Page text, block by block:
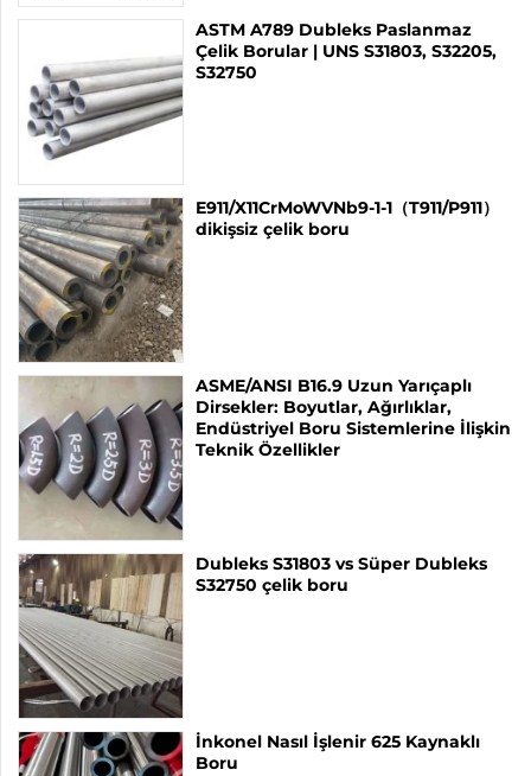
ASTM A789 Dubleks Paslanmaz
Çelik Borular | UNS S31803, S32205,
S32750
E911/X11CrMoWVNb9-1-1（T911/P911）
dikişsiz çelik boru
ASME/ANSI B16.9 Uzun Yarıçaplı
Dirsekler: Boyutlar, Ağırlıklar,
Endüstriyel Boru Sistemlerine İlişkin
Teknik Özellikler
Dubleks S31803 vs Süper Dubleks
S32750 çelik boru
İnkonel Nasıl İşlenir 625 Kaynaklı
Boru